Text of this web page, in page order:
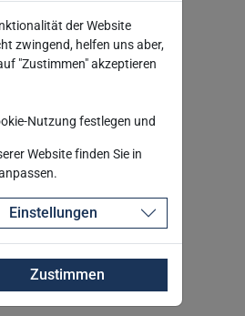
der Website
zwingend, helfen uns aber,
"Zustimmen" akzeptieren
Nutzung festlegen und
Website finden Sie in
Einstellungen
Zustimmen